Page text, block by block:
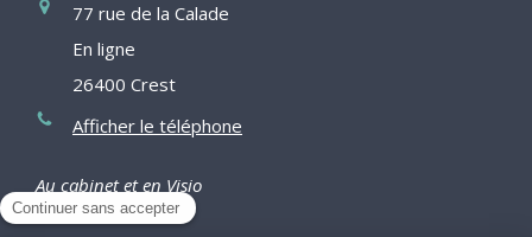
77 rue de la Calade
En ligne
26400 Crest
Afficher le téléphone
Au cabinet et en Visio